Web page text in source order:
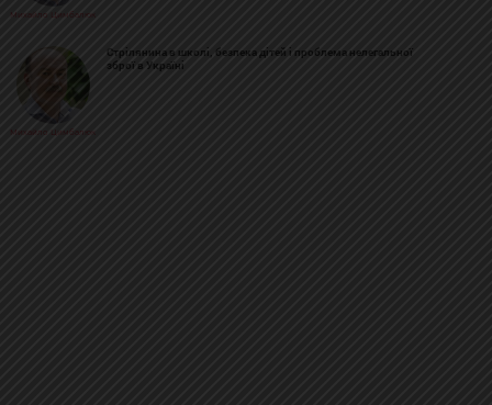
Михайло Цимбалюк
Михайло Цимбалюк
Стрілянина в школі, безпека дітей і проблема нелегальної
зброї в Україні